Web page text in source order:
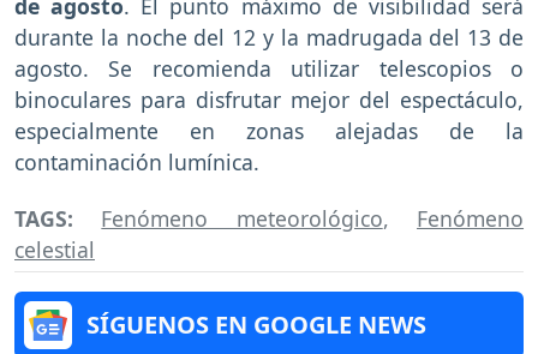
de agosto. El punto máximo de visibilidad será
durante la noche del 12 y la madrugada del 13 de
agosto. Se recomienda utilizar telescopios o
binoculares para disfrutar mejor del espectáculo,
especialmente en zonas alejadas de la
contaminación lumínica.
TAGS: Fenómeno meteorológico, Fenómeno
celestial
SÍGUENOS EN GOOGLE NEWS